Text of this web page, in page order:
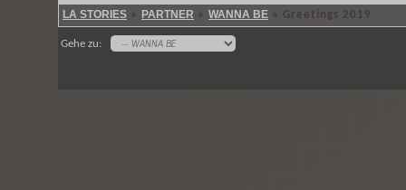
LA STORIES » PARTNER » WANNA BE » Greetings 2019
Gehe zu: